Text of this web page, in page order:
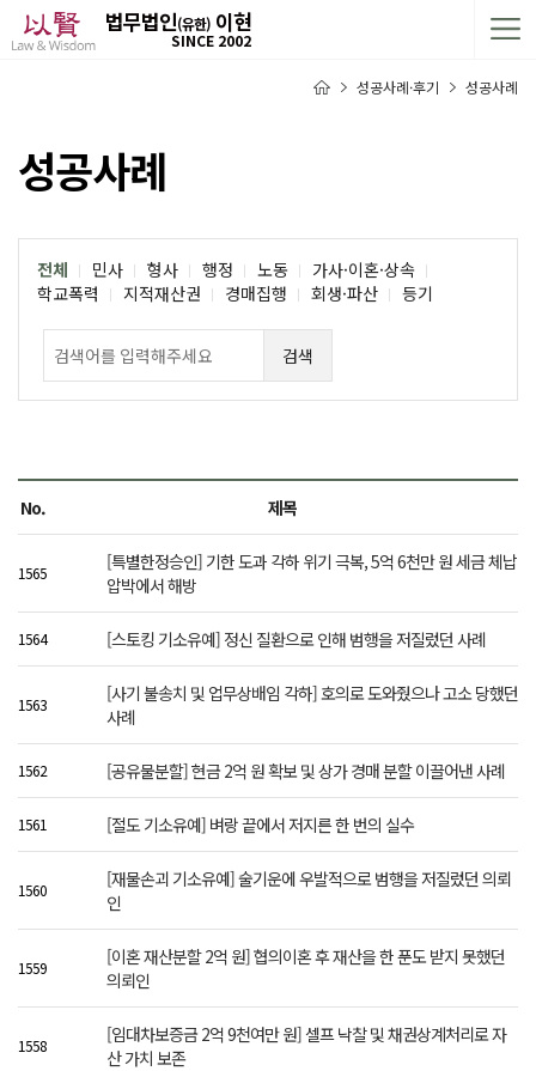
법무법인(유한) 이현
SINCE 2002
성공사례·후기 성공사례
성공사례
전체 민사 형사 행정 노동
가사·이혼·상속
학교폭력
지적재산권 경매집행 회생·파산 등기
검색
No. 제목
1565
[특별한정승인] 기한 도과 각하 위기 극복, 5억 6천만 원 세금 체납
압박에서 해방
1564 [스토킹 기소유예] 정신 질환으로 인해 범행을 저질렀던 사례
1563
[사기 불송치 및 업무상배임 각하] 호의로 도와줬으나 고소 당했던
사례
1562 [공유물분할] 현금 2억 원 확보 및 상가 경매 분할 이끌어낸 사례
1561 [절도 기소유예] 벼랑 끝에서 저지른 한 번의 실수
1560
[재물손괴 기소유예] 술기운에 우발적으로 범행을 저질렀던 의뢰
인
1559
[이혼 재산분할 2억 원] 협의이혼 후 재산을 한 푼도 받지 못했던
의뢰인
1558
[임대차보증금 2억 9천여만 원] 셀프 낙찰 및 채권상계처리로 자
산 가치 보존